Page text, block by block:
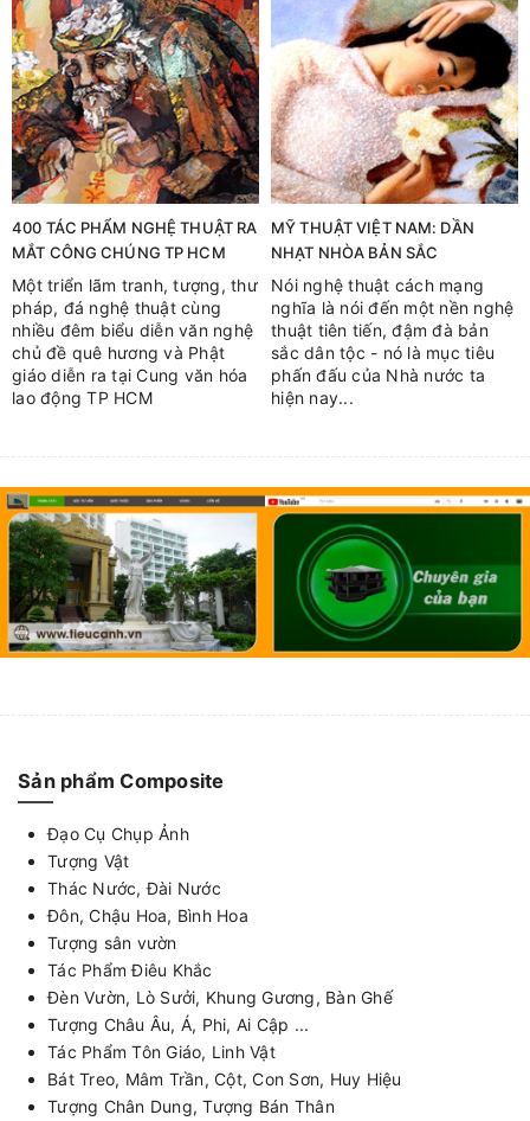
400 TÁC PHẨM NGHỆ THUẬT RA
MẮT CÔNG CHÚNG TP HCM
Một triển lãm tranh, tượng, thư
pháp, đá nghệ thuật cùng
nhiều đêm biểu diễn văn nghệ
chủ đề quê hương và Phật
giáo diễn ra tại Cung văn hóa
lao động TP HCM
MỸ THUẬT VIỆT NAM: DẦN
NHẠT NHÒA BẢN SẮC
Nói nghệ thuật cách mạng
nghĩa là nói đến một nền nghệ
thuật tiên tiến, đậm đà bản
sắc dân tộc - nó là mục tiêu
phấn đấu của Nhà nước ta
hiện nay...
Sản phẩm Composite
Đạo Cụ Chụp Ảnh
Tượng Vật
Thác Nước, Đài Nước
Đôn, Chậu Hoa, Bình Hoa
Tượng sân vườn
Tác Phẩm Điêu Khắc
Đèn Vườn, Lò Sưởi, Khung Gương, Bàn Ghế
Tượng Châu Âu, Á, Phi, Ai Cập ...
Tác Phẩm Tôn Giáo, Linh Vật
Bát Treo, Mâm Trần, Cột, Con Sơn, Huy Hiệu
Tượng Chân Dung, Tượng Bán Thân